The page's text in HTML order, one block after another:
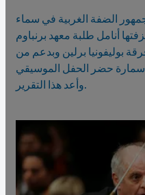
الضفة الغربية في سماء
أنامل طلبة معهد برنباوم
بوليفونيا برلين وبدعم من
سمارة حضر الحفل الموسيقي
وأعد هذا التقرير.